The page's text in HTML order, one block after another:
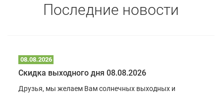
Последние новости
08.08.2026
Скидка выходного дня 08.08.2026
Друзья, мы желаем Вам солнечных выходных и